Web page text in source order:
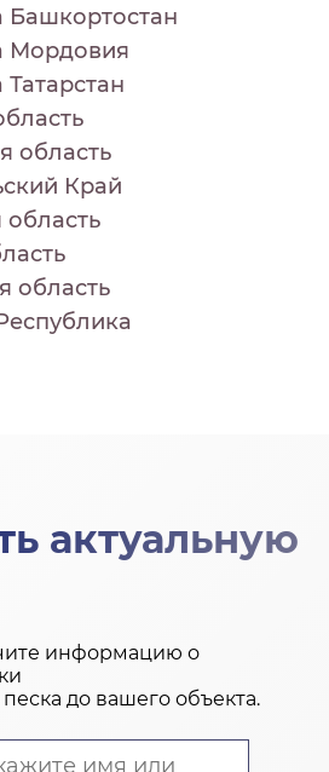
Башкортостан
Мордовия
область
Край
область
область
актуальную
информацию о
до вашего объекта.